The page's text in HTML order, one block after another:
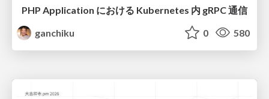
PHP Application における Kubernetes 内 gRPC 通信
ganchiku
0 580